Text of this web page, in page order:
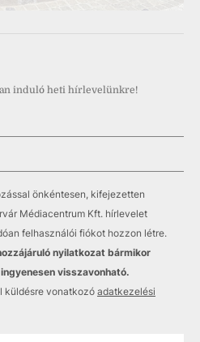
induló heti hírlevelünkre!
önkéntesen, kifejezetten
Médiacentrum Kft. hírlevelet
felhasználói fiókot hozzon létre.
nyilatkozat bármikor
visszavonható.
küldésre vonatkozó adatkezelési